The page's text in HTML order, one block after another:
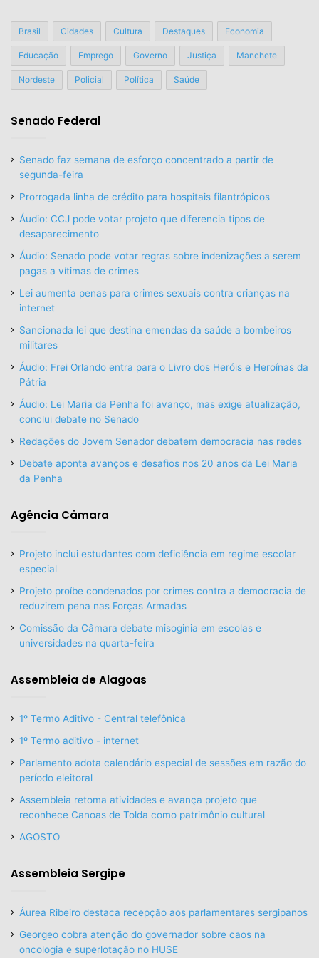
Brasil Cidades Cultura Destaques Economia
Educação Emprego Governo Justiça Manchete
Nordeste Policial Política Saúde
Senado Federal
Senado faz semana de esforço concentrado a partir de
segunda-feira
Prorrogada linha de crédito para hospitais filantrópicos
Áudio: CCJ pode votar projeto que diferencia tipos de
desaparecimento
Áudio: Senado pode votar regras sobre indenizações a serem
pagas a vítimas de crimes
Lei aumenta penas para crimes sexuais contra crianças na
internet
Sancionada lei que destina emendas da saúde a bombeiros
militares
Áudio: Frei Orlando entra para o Livro dos Heróis e Heroínas da
Pátria
Áudio: Lei Maria da Penha foi avanço, mas exige atualização,
conclui debate no Senado
Redações do Jovem Senador debatem democracia nas redes
Debate aponta avanços e desafios nos 20 anos da Lei Maria
da Penha
Agência Câmara
Projeto inclui estudantes com deficiência em regime escolar
especial
Projeto proíbe condenados por crimes contra a democracia de
reduzirem pena nas Forças Armadas
Comissão da Câmara debate misoginia em escolas e
universidades na quarta-feira
Assembleia de Alagoas
1º Termo Aditivo - Central telefônica
1º Termo aditivo - internet
Parlamento adota calendário especial de sessões em razão do
período eleitoral
Assembleia retoma atividades e avança projeto que
reconhece Canoas de Tolda como patrimônio cultural
AGOSTO
Assembleia Sergipe
Áurea Ribeiro destaca recepção aos parlamentares sergipanos
Georgeo cobra atenção do governador sobre caos na
oncologia e superlotação no HUSE